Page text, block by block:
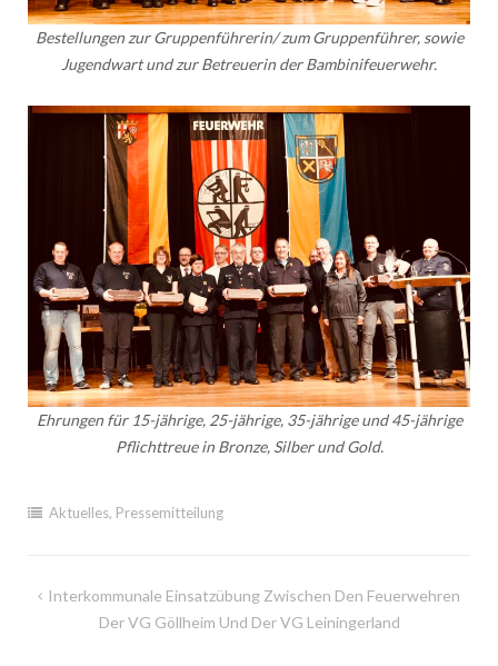
Bestellungen zur Gruppenführerin/ zum Gruppenführer, sowie
Jugendwart und zur Betreuerin der Bambinifeuerwehr.
Ehrungen für 15-jährige, 25-jährige, 35-jährige und 45-jährige
Pflichttreue in Bronze, Silber und Gold.
Aktuelles, Pressemitteilung
Beitragsnavigation
Interkommunale Einsatzübung Zwischen Den Feuerwehren
Der VG Göllheim Und Der VG Leiningerland